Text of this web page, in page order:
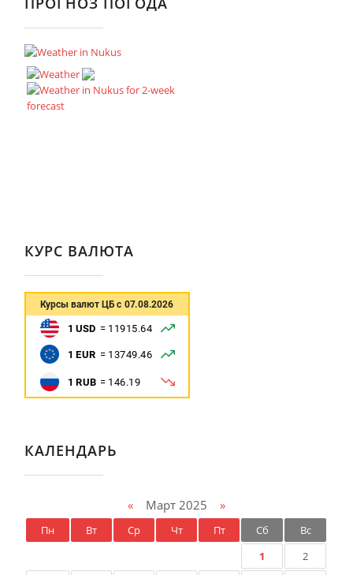
КУРС ВАЛЮТА
КАЛЕНДАРЬ
«Март 2025 »
Пн Вт Ср Чт Пт Сб
Вс
1
2